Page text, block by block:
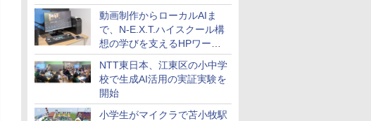
公開
動画制作からローカルAIま
で、N-E.X.T.ハイスクール構
想の学びを支えるHPワーク
ステーション
NTT東日本、江東区の小中学
校で生成AI活用の実証実験を
開始
小学生がマイクラで苫小牧駅